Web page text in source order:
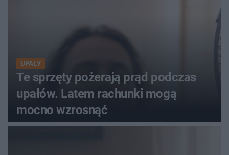
UPAŁY
Te sprzęty pożerają prąd podczas
upałów. Latem rachunki mogą
mocno wzrosnąć